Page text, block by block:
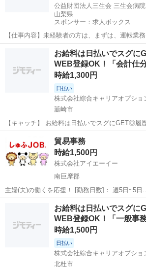
公益財団法人三生会 三生会病院
山梨県
スポンサー：求人ボックス
【仕事内容】未経験者の方は、まずは、運転業
からでOKです。 ご経験者、また未経験の方に
な業務を、少しずつ、分担して頂きます。 1<現
作業・環境整備)> ・院内の衛生管理、...
アルバイト・パート
お給料は日払いでスグに
WEB登録OK！「会計仕
時給1,300円
日払い
韮崎市
【キャッチ】 お給料は日払いでスグにGET◎履
OK！「会計仕分けの一次受付/経理書類整理」高
辺！20代～40代のスタッフが多数活躍中★ 【コメント】 製造のお仕
事をお探しにおススメ...
韮崎市 一般事務
貿易事務
時給1,500円
株式会社アイエーイー
南巨摩郡
主婦(夫)の働くを応援！ [勤務日数]： 週5日~5日
08:30~17:30/09:00~18:00 [勤務地・最寄駅]： 山梨県南巨摩郡南部町
【派遣】株式会社アイエーイー 清和海運株式会社 [職種名]：
南巨摩郡 一般事務
お給料は日払いでスグに
WEB登録OK！「一般事
時給1,500円
日払い
北杜市